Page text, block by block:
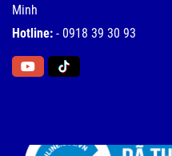
Minh
Hotline: - 0918 39 30 93